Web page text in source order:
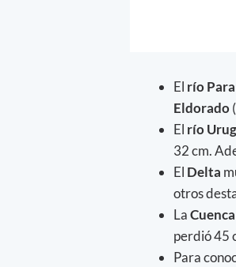
El río
Eldorado
El río
32 cm.
El Delta
otros
La
perdió 45
Para